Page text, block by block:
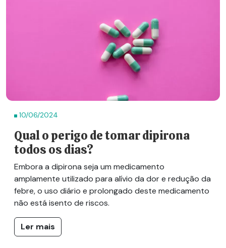
10/06/2024
Qual o perigo de tomar dipirona
todos os dias?
Embora a dipirona seja um medicamento
amplamente utilizado para alívio da dor e redução da
febre, o uso diário e prolongado deste medicamento
não está isento de riscos.
Ler mais